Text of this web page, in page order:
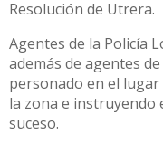
Resolución de Utrera.
Agentes de la Policía
además de agentes
personado en el
la zona e instruyendo
suceso.